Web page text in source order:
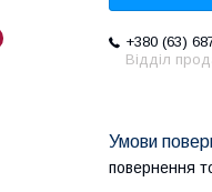
+380 (63)
Відділ
повернення